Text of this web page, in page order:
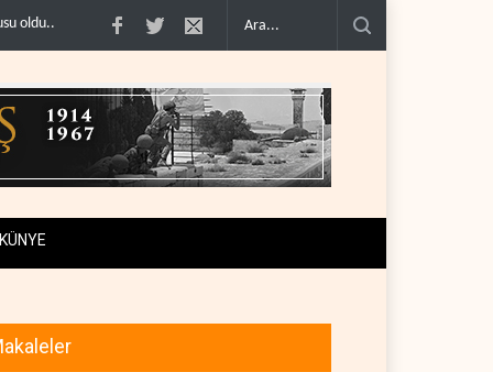
ABD’nin onlarca savaş uçağı da yetmedi: Hürmüz’de ..
KÜNYE